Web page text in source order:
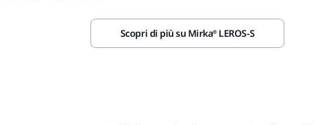
Scopri di più su Mirka® LEROS-S